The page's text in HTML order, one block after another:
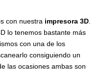
con nuestra impresora 3D.
lo tenemos bastante más
con una de los
consiguiendo un
las ocasiones ambas son